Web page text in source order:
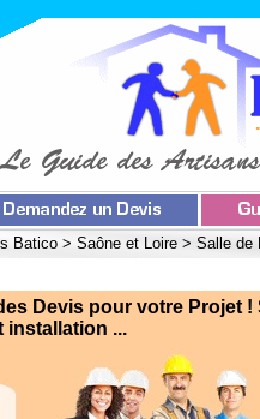
Batico > Saône et Loire > Salle de
Devis pour votre Projet !
installation ...